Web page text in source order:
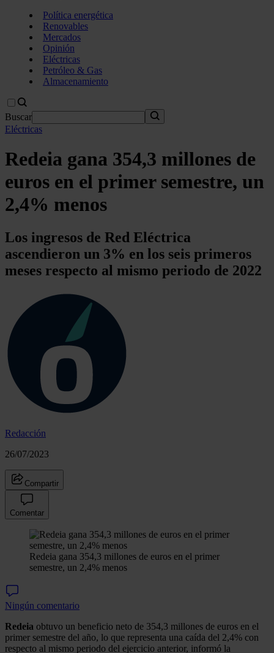
Política energética
Renovables
Mercados
Opinión
Eléctricas
Petróleo & Gas
Almacenamiento
Buscar
Eléctricas
Redeia gana 354,3 millones de
euros en el primer semestre, un
2,4% menos
Los ingresos de Red Eléctrica
ascendieron un 3% en los seis primeros
meses respecto al mismo periodo de 2022
Redacción
26/07/2023
Compartir
Comentar
Redeia gana 354,3 millones de euros en el primer
semestre, un 2,4% menos
Ningún comentario
Redeia obtuvo un beneficio neto de 354,3 millones de euros en el
primer semestre del año, lo que representa una caída del 2,4% con
respecto al mismo periodo del ejercicio anterior, informó la